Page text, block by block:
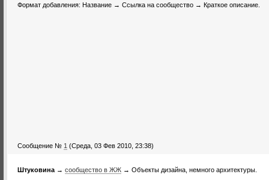
Формат добавления: Название → Ссылка на сообщество → Краткое описание.
Сообщение № 1 (Среда, 03 Фев 2010, 23:38)
Штуковина → сообщество в ЖЖ → Объекты дизайна, немного архитектуры.